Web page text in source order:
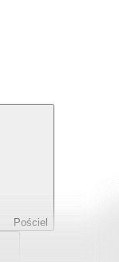
Pościel